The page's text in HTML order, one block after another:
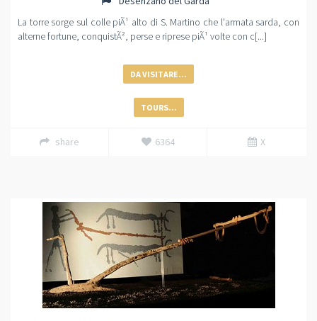
La torre sorge sul colle piÃ¹ alto di S. Martino che l'armata sarda, con
alterne fortune, conquistÃ², perse e riprese piÃ¹ volte con c[...]
DA VISITARE...
TOURS...
share 6364 X